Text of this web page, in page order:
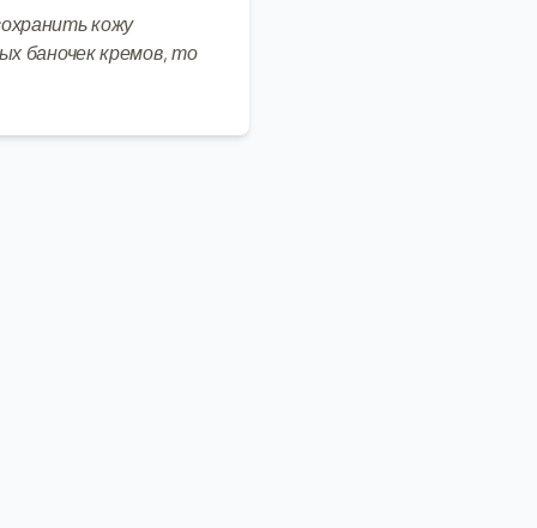
кожу
баночек кремов, то